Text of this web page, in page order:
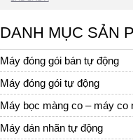
DANH MỤC SẢN
Máy đóng gói bán tự động
Máy đóng gói tự động
Máy bọc màng co – máy co
Máy dán nhãn tự động